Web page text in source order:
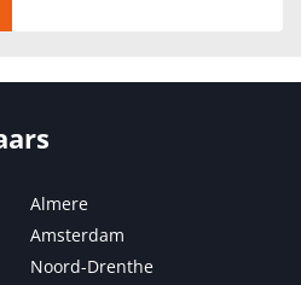
Almere
Amsterdam
Noord-Drenthe